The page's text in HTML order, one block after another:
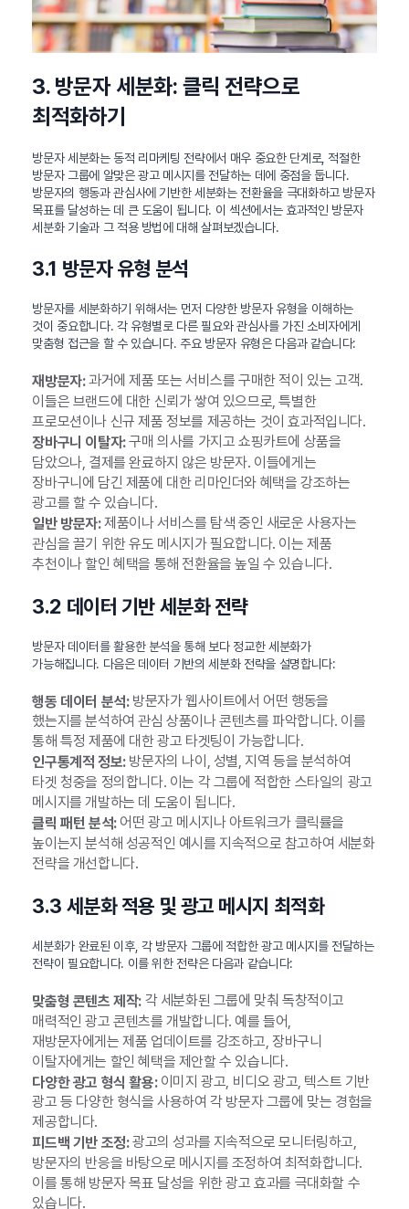
3. 방문자 세분화: 클릭 전략으로
최적화하기
방문자 세분화는 동적 리마케팅 전략에서 매우 중요한 단계로, 적절한
방문자 그룹에 알맞은 광고 메시지를 전달하는 데에 중점을 둡니다.
방문자의 행동과 관심사에 기반한 세분화는 전환율을 극대화하고 방문자
목표를 달성하는 데 큰 도움이 됩니다. 이 섹션에서는 효과적인 방문자
세분화 기술과 그 적용 방법에 대해 살펴보겠습니다.
3.1 방문자 유형 분석
방문자를 세분화하기 위해서는 먼저 다양한 방문자 유형을 이해하는
것이 중요합니다. 각 유형별로 다른 필요와 관심사를 가진 소비자에게
맞춤형 접근을 할 수 있습니다. 주요 방문자 유형은 다음과 같습니다:
재방문자:과거에 제품 또는 서비스를 구매한 적이 있는 고객.
이들은 브랜드에 대한 신뢰가 쌓여 있으므로, 특별한
프로모션이나 신규 제품 정보를 제공하는 것이 효과적입니다.
장바구니 이탈자:구매 의사를 가지고 쇼핑카트에 상품을
담았으나, 결제를 완료하지 않은 방문자. 이들에게는
장바구니에 담긴 제품에 대한 리마인더와 혜택을 강조하는
광고를 할 수 있습니다.
일반 방문자:제품이나 서비스를 탐색 중인 새로운 사용자는
관심을 끌기 위한 유도 메시지가 필요합니다. 이는 제품
추천이나 할인 혜택을 통해 전환율을 높일 수 있습니다.
3.2 데이터 기반 세분화 전략
방문자 데이터를 활용한 분석을 통해 보다 정교한 세분화가
가능해집니다. 다음은 데이터 기반의 세분화 전략을 설명합니다:
행동 데이터 분석:방문자가 웹사이트에서 어떤 행동을
했는지를 분석하여 관심 상품이나 콘텐츠를 파악합니다. 이를
통해 특정 제품에 대한 광고 타겟팅이 가능합니다.
인구통계적 정보:방문자의 나이, 성별, 지역 등을 분석하여
타겟 청중을 정의합니다. 이는 각 그룹에 적합한 스타일의 광고
메시지를 개발하는 데 도움이 됩니다.
클릭 패턴 분석:어떤 광고 메시지나 아트워크가 클릭률을
높이는지 분석해 성공적인 예시를 지속적으로 참고하여 세분화
전략을 개선합니다.
3.3 세분화 적용 및 광고 메시지 최적화
세분화가 완료된 이후, 각 방문자 그룹에 적합한 광고 메시지를 전달하는
전략이 필요합니다. 이를 위한 전략은 다음과 같습니다:
맞춤형 콘텐츠 제작:각 세분화된 그룹에 맞춰 독창적이고
매력적인 광고 콘텐츠를 개발합니다. 예를 들어,
재방문자에게는 제품 업데이트를 강조하고, 장바구니
이탈자에게는 할인 혜택을 제안할 수 있습니다.
다양한 광고 형식 활용:이미지 광고, 비디오 광고, 텍스트 기반
광고 등 다양한 형식을 사용하여 각 방문자 그룹에 맞는 경험을
제공합니다.
피드백 기반 조정:광고의 성과를 지속적으로 모니터링하고,
방문자의 반응을 바탕으로 메시지를 조정하여 최적화합니다.
이를 통해 방문자 목표 달성을 위한 광고 효과를 극대화할 수
있습니다.